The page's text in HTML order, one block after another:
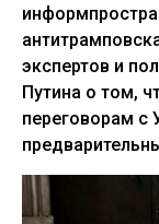
экспертов и
Путина о том,
переговорам с